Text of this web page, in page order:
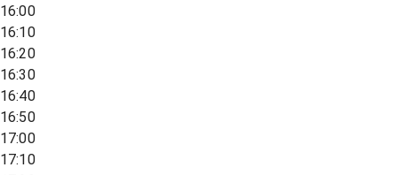
16:00
16:10
16:20
16:30
16:40
16:50
17:00
17:10